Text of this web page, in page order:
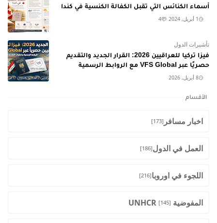
أسماء الكنائس التي تقبل الكفالة الكنسية في كندا
1 أبريل, 2024 4
تأشيرات الدول
فيزا تركيا للعراقيين 2026: القرار الجديد والتقديم
حصريًا عبر VFS Global مع الروابط الرسمية
8 أبريل, 2026
الأقسام
اخبار مسافر [173]
العمل في الدول[186]
اللجوء في اوروبا[216]
المفوضية UNHCR [145]